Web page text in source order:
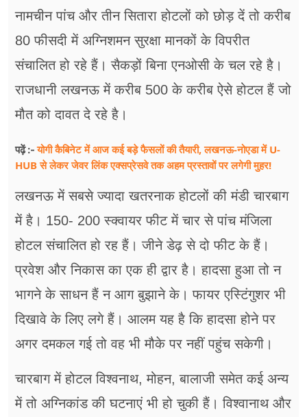
नामचीन पांच और तीन सितारा होटलों को छोड़ दें तो करीब
80 फीसदी में अग्निशमन सुरक्षा मानकों के विपरीत
संचालित हो रहे हैं। सैकड़ों बिना एनओसी के चल रहे है।
राजधानी लखनऊ में करीब​ 500 के करीब ऐसे होटल हैं जो
मौत को दावत दे रहे है।
पढ़ें :-योगी कैबिनेट में आज कई बड़े फैसलों की तैयारी, लखनऊ-नोएडा में U-
HUB से लेकर जेवर लिंक एक्सप्रेसवे तक अहम प्रस्तावों पर लगेगी मुहर!
लखनऊ में सबसे ज्यादा खतरनाक होटलों की मंडी चारबाग
में है। 150- 200 स्क्वायर फीट में चार से पांच मंजिला
होटल संचालित हो रह हैं। जीने डेढ़ से दो फीट के हैं।
प्रवेश और निकास का एक ही द्वार है। हादसा हुआ तो न
भागने के साधन हैं न आग बुझाने के। फायर एस्टिंगुशर भी
दिखावे के लिए लगे हैं। आलम यह है कि हादसा होने पर
अगर दमकल गई तो वह भी मौके पर नहीं पहुंच सकेगी।
चारबाग में होटल विश्वनाथ, मोहन, बालाजी समेत कई अन्य
में तो अग्निकांड की घटनाएं भी हो चुकी हैं। विश्वानाथ और